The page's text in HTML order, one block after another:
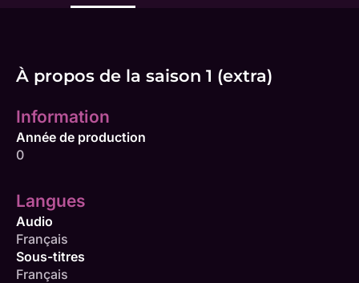
À propos de la saison 1 (extra)
Information
Année de production
0
Langues
Audio
Français
Sous-titres
Français